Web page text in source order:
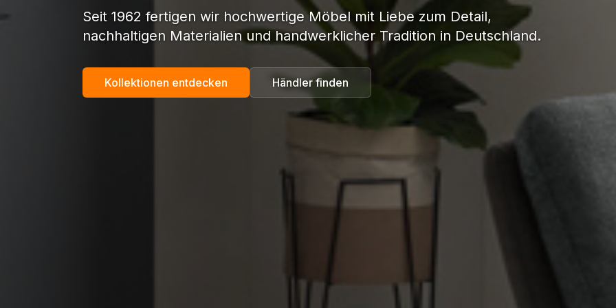
Seit 1962 fertigen wir hochwertige Möbel mit Liebe zum Detail,
nachhaltigen Materialien und handwerklicher Tradition in Deutschland.
Kollektionen entdecken Händler finden